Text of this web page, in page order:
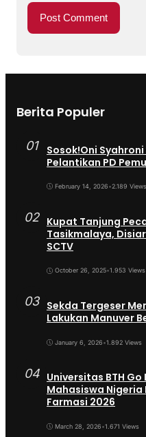
Berita Populer
01
Sosok!Oni
Pelantikan PD
February 14, 2026•2.189 Views
02 Kupat Tanjung
Tasikmalaya,
SCTV
October 26, 2025•1.953 Views
03 Sekda Tergeser
Lakukan Manuver
January 6, 2026•1.892 Views
04 Universitas BTH
Mahasiswa Nigeria
Farmasi 2026
March 28, 2026•1.671 Views